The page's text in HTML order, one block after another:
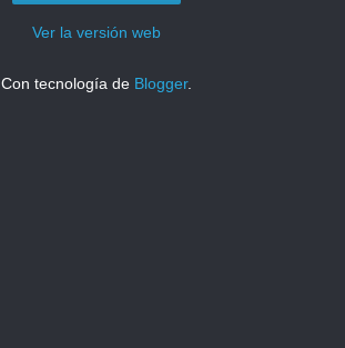
Ver la versión web
Con tecnología de Blogger.